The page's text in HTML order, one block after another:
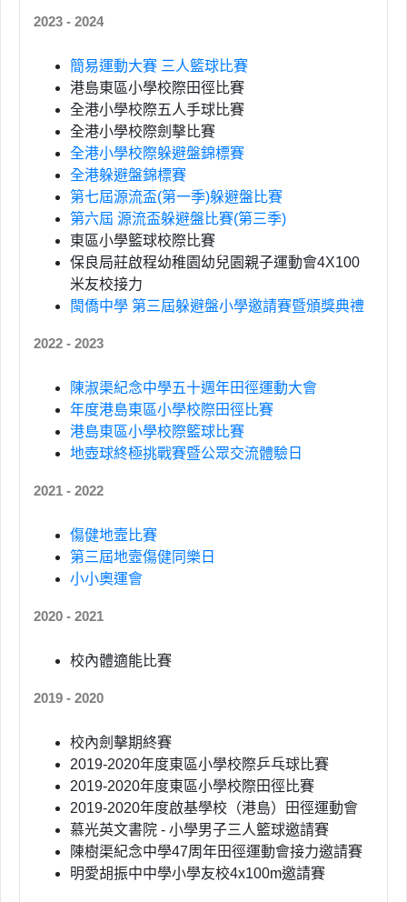
2023 - 2024
簡易運動大賽 三人籃球比賽
港島東區小學校際田徑比賽
全港小學校際五人手球比賽
全港小學校際劍擊比賽
全港小學校際躲避盤錦標賽
全港躲避盤錦標賽
第七屆源流盃(第一季)躲避盤比賽
第六屆 源流盃躲避盤比賽(第三季)
東區小學籃球校際比賽
保良局莊啟程幼稚園幼兒園親子運動會4X100
米友校接力
閩僑中學 第三屆躲避盤小學邀請賽暨頒獎典禮
2022 - 2023
陳淑渠紀念中學五十週年田徑運動大會
年度港島東區小學校際田徑比賽
港島東區小學校際籃球比賽
地壺球終極挑戰賽暨公眾交流體驗日
2021 - 2022
傷健地壼比賽
第三屆地壼傷健同樂日
小小奧運會
2020 - 2021
校內體適能比賽
2019 - 2020
校內劍擊期終賽
2019-2020年度東區小學校際乒乓球比賽
2019-2020年度東區小學校際田徑比賽
2019-2020年度啟基學校（港島）田徑運動會
慕光英文書院 - 小學男子三人籃球邀請賽
陳樹渠紀念中學47周年田徑運動會接力邀請賽
明愛胡振中中學小學友校4x100m邀請賽